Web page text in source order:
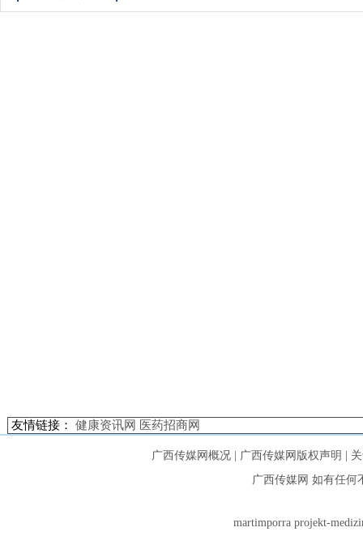
友情链接： 健康资讯网 医药招商网
广西传媒网概况 广西传媒网版权声明
广西传媒网 如有任何
martimporra projekt-